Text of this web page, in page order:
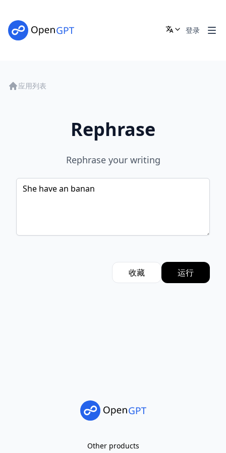
登录
应用列表
Rephrase
Rephrase your writing
收藏 运行
Other products